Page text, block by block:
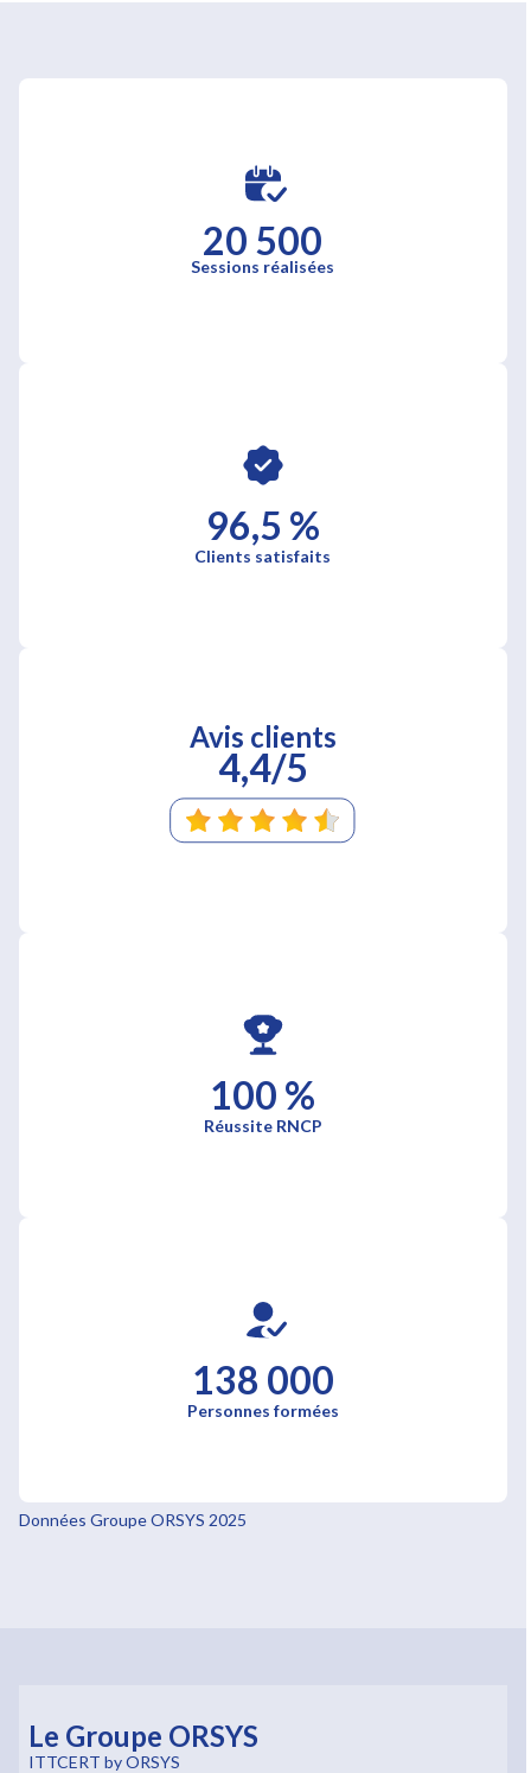
20 500
Sessions réalisées
96,5 %
Clients satisfaits
Avis clients
4,4/5
100 %
Réussite RNCP
138 000
Personnes formées
Données Groupe ORSYS 2025
Le Groupe ORSYS
ITTCERT by ORSYS